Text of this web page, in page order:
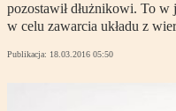
pozostawił dłużnikowi. To
w celu zawarcia układu z
Publikacja: 18.03.2016 05:50